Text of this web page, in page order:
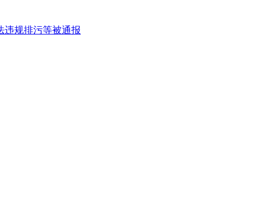
规排污等被通报